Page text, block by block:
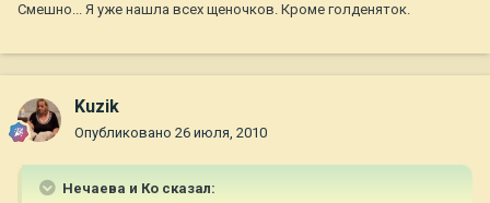
Смешно... Я уже нашла всех щеночков. Кроме голденяток.
Kuzik
Опубликовано 26 июля, 2010
Нечаева и Ко сказал: